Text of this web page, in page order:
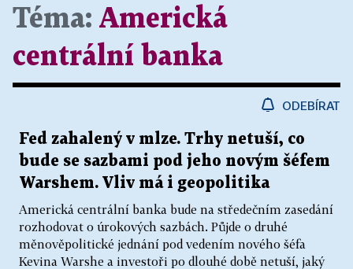
Téma: Americká
centrální banka
ODEBÍRAT
Fed zahalený v mlze. Trhy netuší, co
bude se sazbami pod jeho novým šéfem
Warshem. Vliv má i geopolitika
Americká centrální banka bude na středečním zasedání
rozhodovat o úrokových sazbách. Půjde o druhé
měnověpolitické jednání pod vedením nového šéfa
Kevina Warshe a investoři po dlouhé době netuší, jaký